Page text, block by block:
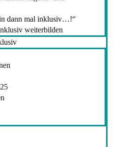
dann mal inklusiv…!“
weiterbilden